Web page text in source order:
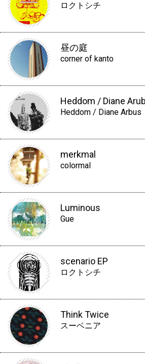
ロクトシチ
昼の庭
corner of kanto
Heddom / Diane
Heddom / Diane Arbus
merkmal
colormal
Luminous
Gue
scenario EP
ロクトシチ
Think Twice
スーベニア